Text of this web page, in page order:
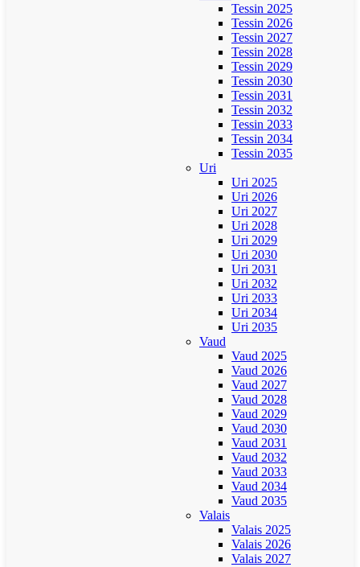
Tessin 2025
Tessin 2026
Tessin 2027
Tessin 2028
Tessin 2029
Tessin 2030
Tessin 2031
Tessin 2032
Tessin 2033
Tessin 2034
Tessin 2035
Uri
Uri 2025
Uri 2026
Uri 2027
Uri 2028
Uri 2029
Uri 2030
Uri 2031
Uri 2032
Uri 2033
Uri 2034
Uri 2035
Vaud
Vaud 2025
Vaud 2026
Vaud 2027
Vaud 2028
Vaud 2029
Vaud 2030
Vaud 2031
Vaud 2032
Vaud 2033
Vaud 2034
Vaud 2035
Valais
Valais 2025
Valais 2026
Valais 2027